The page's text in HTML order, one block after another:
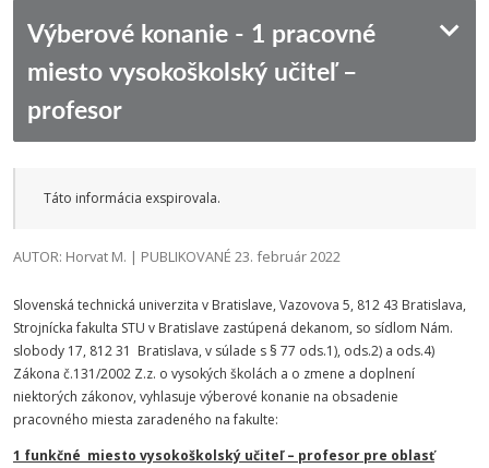
Výberové konanie - 1 pracovné
miesto vysokoškolský učiteľ –
profesor
Táto informácia exspirovala.
AUTOR: Horvat M. | PUBLIKOVANÉ 23. február 2022
Slovenská technická univerzita v Bratislave, Vazovova 5, 812 43 Bratislava,
Strojnícka fakulta STU v Bratislave zastúpená dekanom, so sídlom Nám.
slobody 17, 812 31 Bratislava, v súlade s § 77 ods.1), ods.2) a ods.4)
Zákona č.131/2002 Z.z. o vysokých školách a o zmene a doplnení
niektorých zákonov, vyhlasuje výberové konanie na obsadenie
pracovného miesta zaradeného na fakulte:
1 funkčné miesto vysokoškolský učiteľ – profesor pre oblasť